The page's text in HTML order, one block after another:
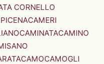
CORNELLO
CAMERI
CAMINATACAMINO
CAMOCAMOGLI